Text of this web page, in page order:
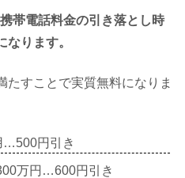
携帯電話料金の引き落とし時
ります。
たすことで実質無料になりま
…500円引き
万円…600円引き